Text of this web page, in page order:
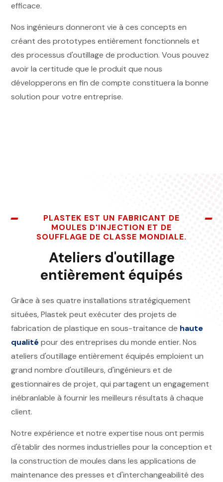
efficace.
Nos ingénieurs donneront vie à ces concepts en
créant des prototypes entièrement fonctionnels et
des processus d'outillage de production. Vous pouvez
avoir la certitude que le produit que nous
développerons en fin de compte constituera la bonne
solution pour votre entreprise.
PLASTEK EST UN FABRICANT DE
MOULES D'INJECTION ET DE
SOUFFLAGE DE CLASSE MONDIALE.
Ateliers d'outillage
entièrement équipés
Grâce à ses quatre installations stratégiquement
situées, Plastek peut exécuter des projets de
fabrication de plastique en sous-traitance de haute
qualité pour des entreprises du monde entier. Nos
ateliers d'outillage entièrement équipés emploient un
grand nombre d'outilleurs, d'ingénieurs et de
gestionnaires de projet, qui partagent un engagement
inébranlable à fournir les meilleurs résultats à chaque
client.
Notre expérience et notre expertise nous ont permis
d'établir des normes industrielles pour la conception et
la construction de moules dans les applications de
maintenance des presses et d'interchangeabilité des